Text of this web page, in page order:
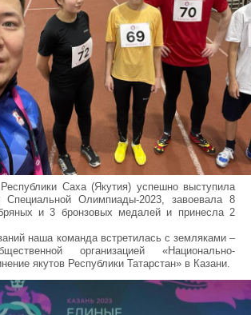
Саха (Якутия) успешно выступила
Олимпиады-2023, завоевала 8
и 3 бронзовых медалей и принесла 2
наша команда встретилась с земляками –
организацией «Национально-
якутов Республики Татарстан» в Казани.